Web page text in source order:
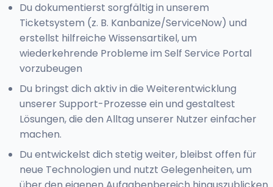
Du dokumentierst sorgfältig in unserem
Ticketsystem (z. B. Kanbanize/ServiceNow) und
erstellst hilfreiche Wissensartikel, um
wiederkehrende Probleme im Self Service Portal
vorzubeugen
Du bringst dich aktiv in die Weiterentwicklung
unserer Support-Prozesse ein und gestaltest
Lösungen, die den Alltag unserer Nutzer einfacher
machen.
Du entwickelst dich stetig weiter, bleibst offen für
neue Technologien und nutzt Gelegenheiten, um